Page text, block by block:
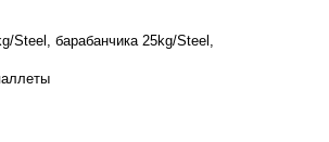
Steel, барабанчика 25kg/Steel,